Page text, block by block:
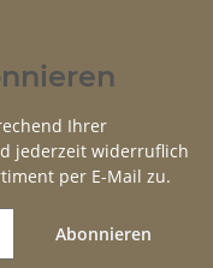
Ihrer
jederzeit widerruflich
per E-Mail zu.
Abonnieren